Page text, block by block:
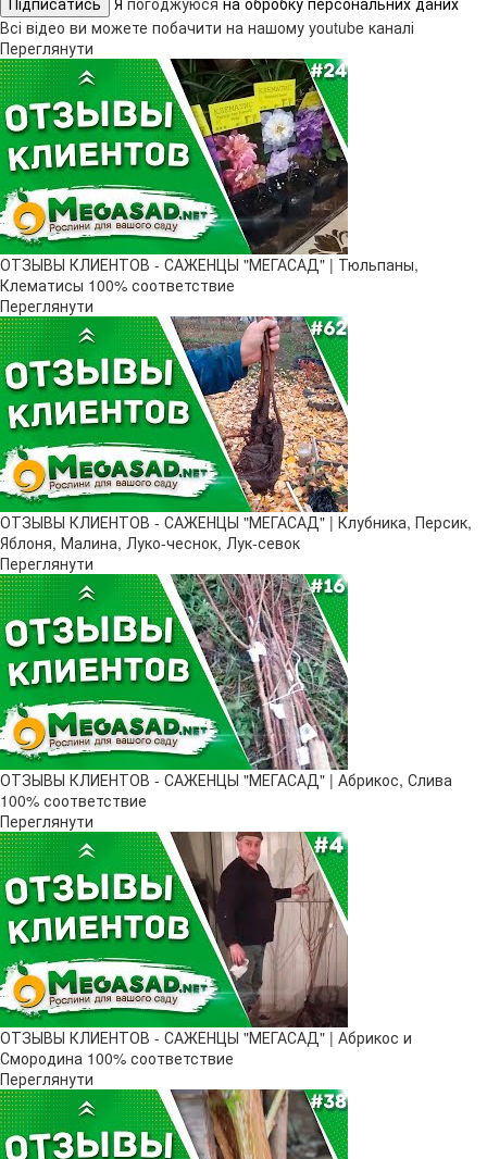
Всі відео ви можете побачити на нашому youtube каналі
Переглянути
ОТЗЫВЫ КЛИЕНТОВ - САЖЕНЦЫ "МЕГАСАД" | Тюльпаны,
Клематисы 100% соответствие
Переглянути
ОТЗЫВЫ КЛИЕНТОВ - САЖЕНЦЫ "МЕГАСАД" | Клубника, Персик,
Яблоня, Малина, Луко-чеснок, Лук-севок
Переглянути
ОТЗЫВЫ КЛИЕНТОВ - САЖЕНЦЫ "МЕГАСАД" | Абрикос, Слива
100% соответствие
Переглянути
ОТЗЫВЫ КЛИЕНТОВ - САЖЕНЦЫ "МЕГАСАД" | Абрикос и
Смородина 100% соответствие
Переглянути